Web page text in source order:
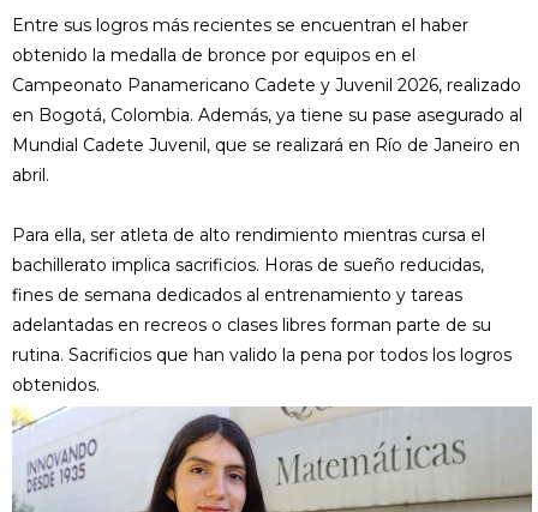
Entre sus logros más recientes se encuentran el haber
obtenido la medalla de bronce por equipos en el
Campeonato Panamericano Cadete y Juvenil 2026, realizado
en Bogotá, Colombia. Además, ya tiene su pase asegurado al
Mundial Cadete Juvenil, que se realizará en Río de Janeiro en
abril.
Para ella, ser atleta de alto rendimiento mientras cursa el
bachillerato implica sacrificios. Horas de sueño reducidas,
fines de semana dedicados al entrenamiento y tareas
adelantadas en recreos o clases libres forman parte de su
rutina. Sacrificios que han valido la pena por todos los logros
obtenidos.